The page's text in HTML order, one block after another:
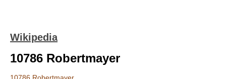
Wikipedia
10786 Robertmayer